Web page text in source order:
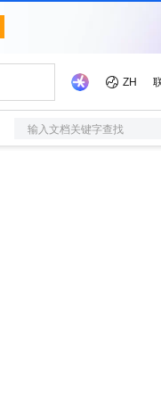
输入文档关键字查找